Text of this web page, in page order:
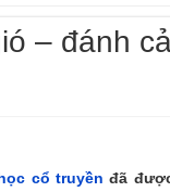
– đánh
cổ truyền đã